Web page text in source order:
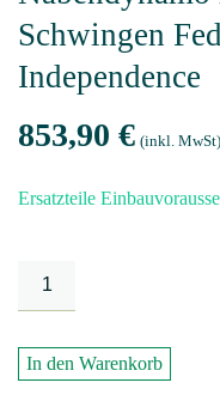
Schwingen
Independence
853,90 € (inkl. MwSt)
Ersatzteile
Laufradsatz
SON
In den Warenkorb